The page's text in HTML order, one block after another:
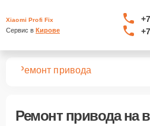
Xiaomi Profi Fix
Сервис в Кирове
Ремонт привода
Ремонт приводана